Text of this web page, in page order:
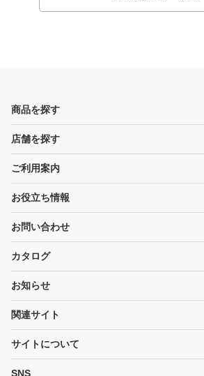
商品を探す
ベビー用品
ベビーベッド
ベビーマットレス・ベビー布団
チャイルドシート
ハイローチェア・ベビーチェア
スケール・バス
お部屋・安全用品
暮らし用品
その他グッズ
店舗を探す
店舗検索
ご利用案内
レンタルの流れ
受取り方法と送料
在庫表示について
各種割引特典について
予約キャンセルについて
WEBクレジット決済について
お役立ち情報
キャンペーン
コラム
お問い合わせ
お問い合わせ
カタログ
カタログ請求
カタログPDF［2026年度版］（11MB）
お知らせ
かしてネッとからのお知らせ
関連サイト
ご家庭商品サイト
サイトについて
サイトマップ
SNS